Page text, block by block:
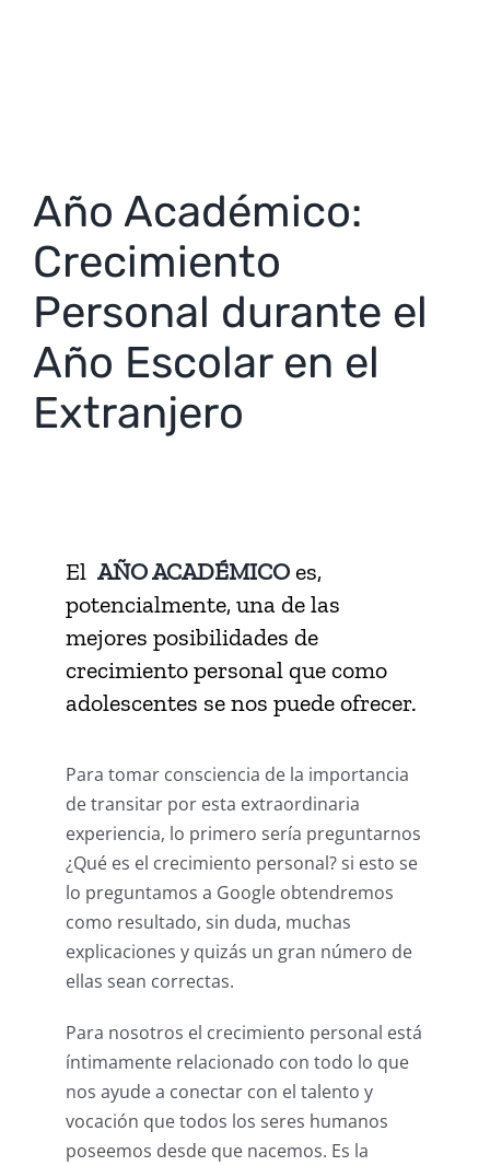
Año Académico:
Crecimiento
Personal durante el
Año Escolar en el
Extranjero
El AÑO ACADÉMICOes,
potencialmente, una de las
mejores posibilidades de
crecimiento personal que como
adolescentes se nos puede ofrecer.
Para tomar consciencia de la importancia
de transitar por esta extraordinaria
experiencia, lo primero sería preguntarnos
¿Qué es el crecimiento personal? si esto se
lo preguntamos a Google obtendremos
como resultado, sin duda, muchas
explicaciones y quizás un gran número de
ellas sean correctas.
Para nosotros el crecimiento personal está
íntimamente relacionado con todo lo que
nos ayude a conectar con el talento y
vocación que todos los seres humanos
poseemos desde que nacemos. Es la